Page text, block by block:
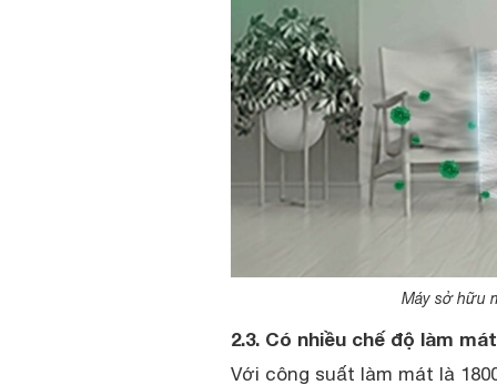
Máy sở hữu
2.3. Có nhiều chế độ làm
Với công suất làm mát là